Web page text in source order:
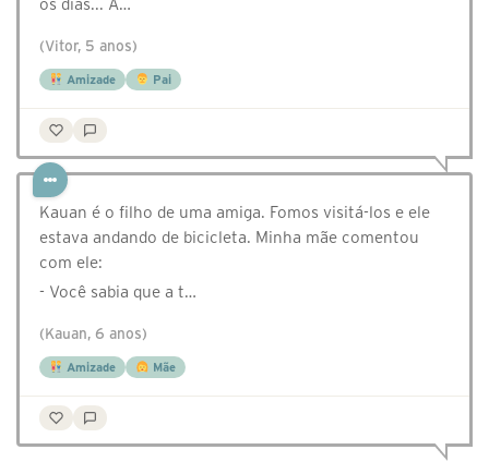
os dias... A…
(Vitor, 5 anos)
Amizade Pai
Kauan é o filho de uma amiga. Fomos visitá-los e ele
estava andando de bicicleta. Minha mãe comentou
com ele:
- Você sabia que a t…
(Kauan, 6 anos)
Amizade Mãe